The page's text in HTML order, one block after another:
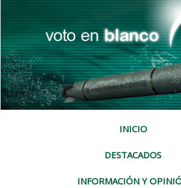
INICIO
DESTACADOS
INFORMACIÓN Y